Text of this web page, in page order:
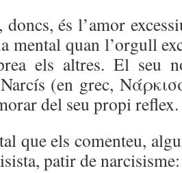
és l’amor
mental quan l’orgull
els altres. El seu
(en grec,
del seu propi reflex.
que els comenteu,
patir de narcisisme: